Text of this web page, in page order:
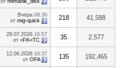
Вчера 08:36
от mig-quick 218 41,588
28.07.2026 16:57
от <FK<TC 35 2,577
12.06.2026 16:37
от OFA 135 192,465